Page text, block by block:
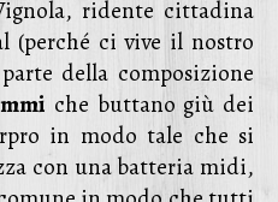
ridente cittadina
(perché ci vive il nostro
della composizione
che buttano giù dei
in modo tale che si
con una batteria midi,